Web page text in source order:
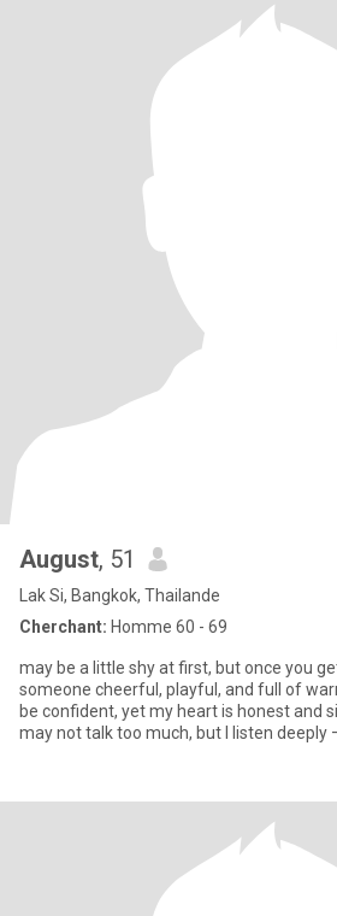
August, 51
Lak Si, Bangkok, Thailande
Cherchant: Homme 60 - 69
may be a little shy at first, but once you
someone cheerful, playful, and full of
be confident, yet my heart is honest and
may not talk too much, but I listen deeply —